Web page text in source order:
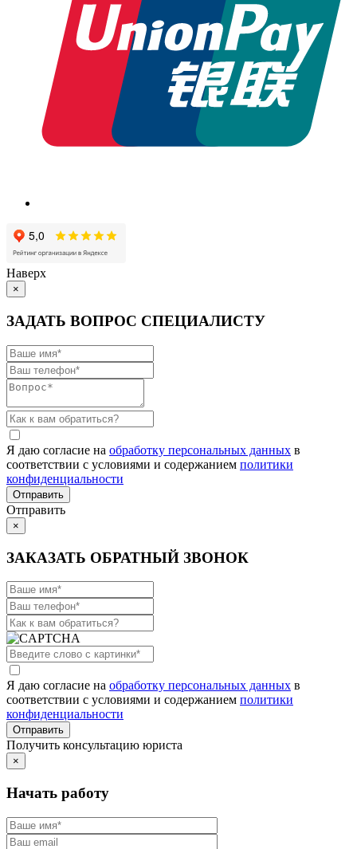
Наверх
×
ЗАДАТЬ ВОПРОС СПЕЦИАЛИСТУ
Я даю согласие на обработку персональных данных в
соответствии с условиями и содержанием политики
конфиденциальности
Отправить
×
ЗАКАЗАТЬ ОБРАТНЫЙ ЗВОНОК
Я даю согласие на обработку персональных данных в
соответствии с условиями и содержанием политики
конфиденциальности
Получить консультацию юриста
×
Начать работу